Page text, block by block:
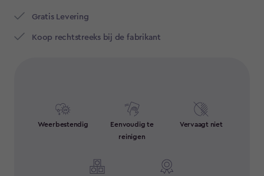
Gratis Levering​
Koop rechtstreeks bij de fabrikant
Weerbestendig
Eenvoudig te
reinigen
Vervaagt niet